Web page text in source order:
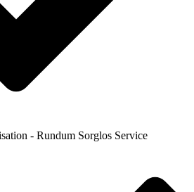
- Rundum Sorglos Service